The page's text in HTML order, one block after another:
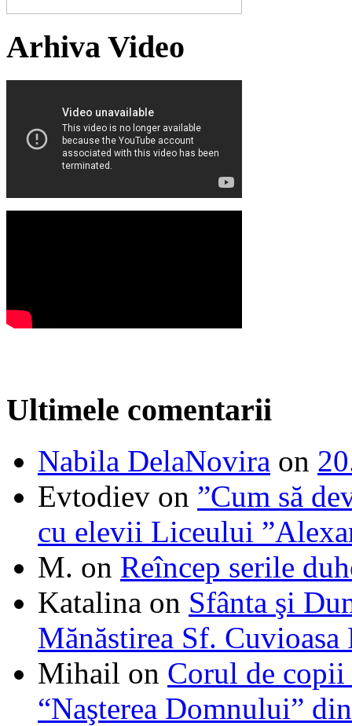
Arhiva Video
Ultimele comentarii
Nabila DelaNovira on
Evtodiev on ”Cum să
cu elevii Liceului
M. on Reîncep serile
Katalina on Sfânta şi
Mănăstirea Sf. Cuvioasa
Mihail on Corul de
“Naşterea Domnului”